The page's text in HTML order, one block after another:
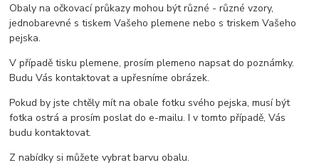
Obaly na očkovací průkazy mohou být různé - různé vzory,
jednobarevné s tiskem Vašeho plemene nebo s triskem Vašeho
pejska.
V případě tisku plemene, prosím plemeno napsat do poznámky.
Budu Vás kontaktovat a upřesníme obrázek.
Pokud by jste chtěly mít na obale fotku svého pejska, musí být
fotka ostrá a prosím poslat do e-mailu. I v tomto případě, Vás
budu kontaktovat.
Z nabídky si můžete vybrat barvu obalu.